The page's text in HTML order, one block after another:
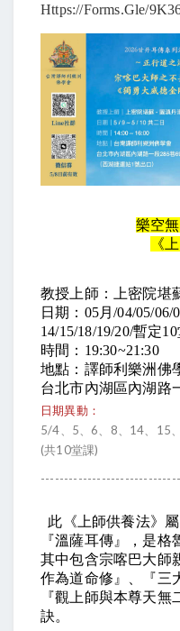
Https://forms.gle/
樂空
《
教授上師：上密院堪
日期：05月/04/05/06/
14/15/18/19/20/暫定10
時間：19:30~21:30
地點：譯師利樂洲佛
台北市內湖區內湖路
日期異動：
5/4、5、6、8、14、15
(共10堂課)
此《上師供養法》
『溫薩耳傳』，是格
其中包含宗喀巴大師
作為道命修』、『三
『觀上師與本尊天
訣。